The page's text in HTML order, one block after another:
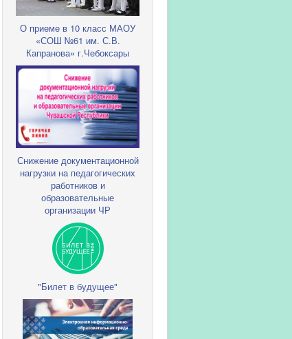
О приеме в 10 класс МАОУ
«СОШ №61 им. С.В.
Капранова» г.Чебоксары
Снижение документационной
нагрузки на педагогических
работников и
образовательные
организации ЧР
"Билет в будущее"